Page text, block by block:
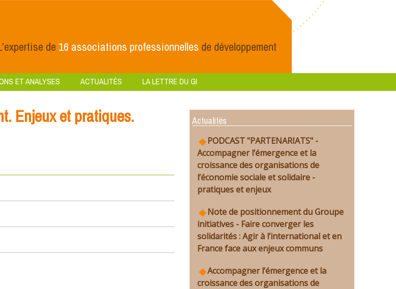
de 16 associations professionnelles de développement
ET ANALYSES ACTUALITÉS LA LETTRE DU GI
Enjeux et pratiques. Actualités
PODCAST "PARTENARIATS" -
Accompagner l’émergence et la
croissance des organisations de
l’économie sociale et solidaire -
pratiques et enjeux
Note de positionnement du Groupe
initiatives - Faire converger les
solidarités : Agir à l’international et en
France face aux enjeux communs
Accompagner l’émergence et la
croissance des organisations de